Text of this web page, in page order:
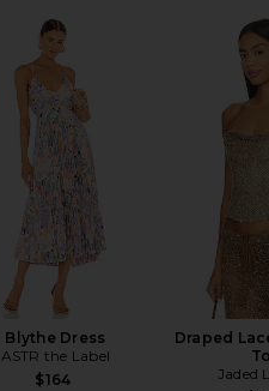
Blythe Dress
ASTR the Label
$164
Draped
Jaded